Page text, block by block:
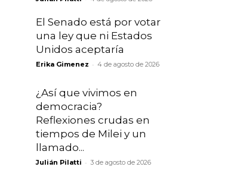
El Senado está por votar
una ley que ni Estados
Unidos aceptaría
Erika Gimenez - 4 de agosto de 2026
¿Así que vivimos en
democracia?
Reflexiones crudas en
tiempos de Milei y un
llamado...
Julián Pilatti - 3 de agosto de 2026